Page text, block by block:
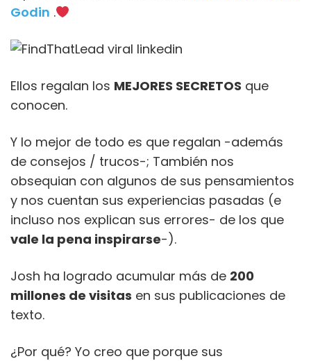
Godin .
Ellos regalan los MEJORES SECRETOS que
conocen.
Y lo mejor de todo es que regalan -además
de consejos / trucos-; También nos
obsequian con algunos de sus pensamientos
y nos cuentan sus experiencias pasadas (e
incluso nos explican sus errores- de los que
vale la pena inspirarse-).
Josh ha logrado acumular más de 200
millones de visitas en sus publicaciones de
texto.
¿Por qué? Yo creo que porque sus